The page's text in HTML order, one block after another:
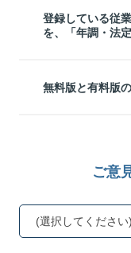
登録している従
を、「年調・法
無料版と有料版
ご意
(選択してください)